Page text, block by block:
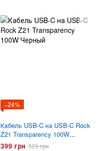
−24%
Кабель USB-C на USB-C Rock
Z21 Transparency 100W
Черный
399 грн 525 грн